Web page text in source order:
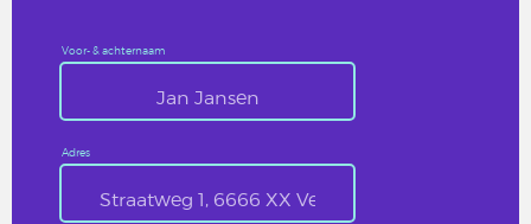
Voor- & achternaam
Adres